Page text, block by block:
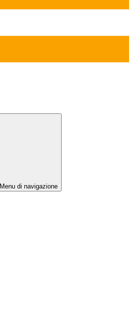
Menu di navigazione